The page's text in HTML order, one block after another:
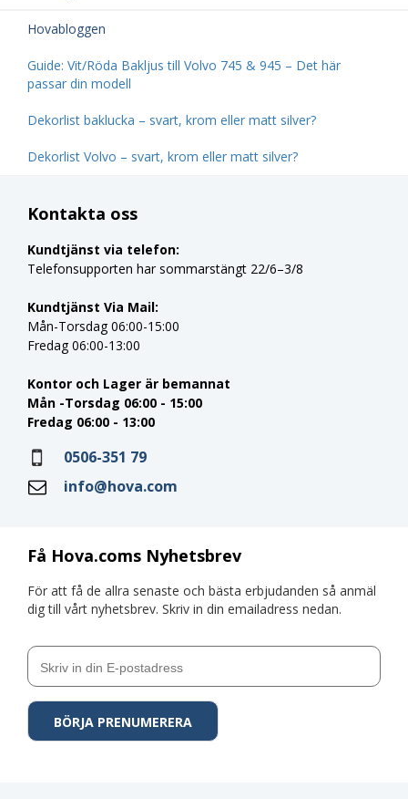
Hovabloggen
Guide: Vit/Röda Bakljus till Volvo 745 & 945 – Det här
passar din modell
Dekorlist baklucka – svart, krom eller matt silver?
Dekorlist Volvo – svart, krom eller matt silver?
Få Hova.coms Nyhetsbrev
För att få de allra senaste och bästa erbjudanden så anmäl
dig till vårt nyhetsbrev. Skriv in din emailadress nedan.
Kontakta oss
Kundtjänst via telefon:
Telefonsupporten har sommarstängt 22/6–3/8
Kundtjänst Via Mail:
Mån-Torsdag 06:00-15:00
Fredag 06:00-13:00
Kontor och Lager är bemannat
Mån -Torsdag 06:00 - 15:00
Fredag 06:00 - 13:00
0506-351 79
info@hova.com